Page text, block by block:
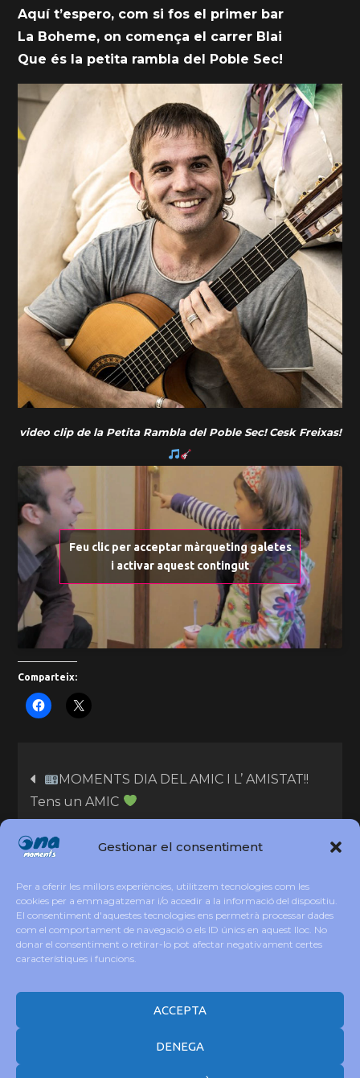
Gestionar el consentiment
Per a oferir les millors experiències, utilitzem tecnologies com les
cookies per a emmagatzemar i/o accedir a la informació del dispositiu.
El consentiment d'aquestes tecnologies ens permetrà processar dades
com el comportament de navegació o els ID únics en aquest lloc. No
donar el consentiment o retirar-lo pot afectar negativament certes
característiques i funcions.
ACCEPTA
DENEGA
Aquí t’espero, com si fos el primer bar
La Boheme, on comença el carrer Blai
Que és la petita rambla del Poble Sec!
video clip de la Petita Rambla del Poble Sec! Cesk Freixas!
Feu clic per acceptar màrqueting galetes
i activar aquest contingut
Comparteix:
MOMENTS DIA DEL AMIC I L’ AMISTAT!!
Tens un AMIC
Tal Dia com Avui: 21 de juliol
Copyright © All rights reserved. Disseny i
Music byCreativ Themes